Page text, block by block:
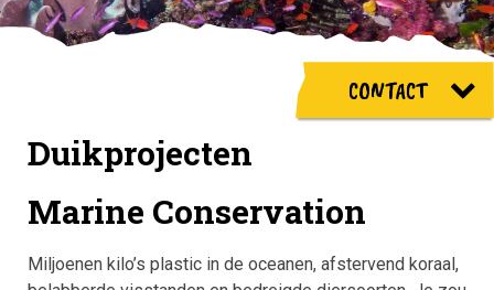
CONTACT
Duikprojecten
Marine Conservation
Miljoenen kilo’s plastic in de oceanen, afstervend koraal,